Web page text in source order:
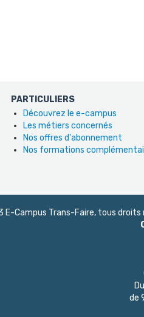
PARTICULIERS
Découvrez le e-campus
Les métiers concernés
Nos offres d'abonnement
Nos formations
E-Campus Trans-Faire, tous
de